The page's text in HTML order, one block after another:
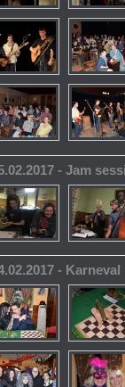
- Jam
-